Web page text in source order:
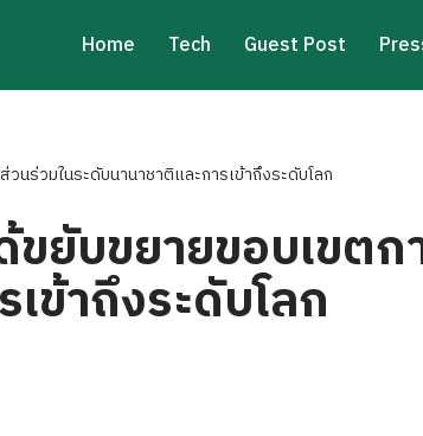
Home Tech Guest Post
นร่วมในระดับนานาชาติและการเข้าถึงระดับโลก
ขยับขยายขอบเขต
ข้าถึงระดับโลก